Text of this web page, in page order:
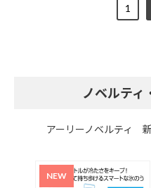
1
ノベルティ
アーリーノベルティ 新